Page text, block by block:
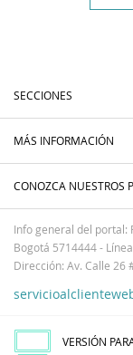
SECCIONES
MÁS INFORMACIÓN
CONOZCA NUESTROS
Info general del portal:
Bogotá 5714444 -
Dirección: Av. Calle 26
VERSIÓN